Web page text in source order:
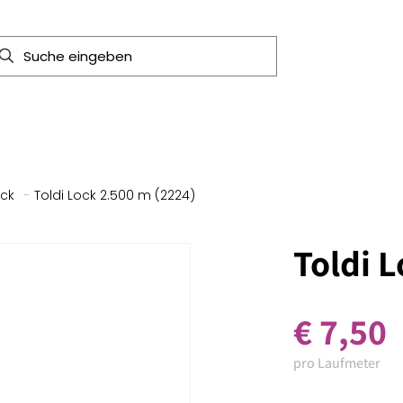
- Toldi Lock 2.500 m (2224)
Toldi
€7,50
pro Laufmeter